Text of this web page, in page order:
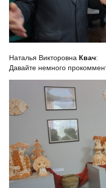
Наталья Викторовна Квач:
Давайте немного